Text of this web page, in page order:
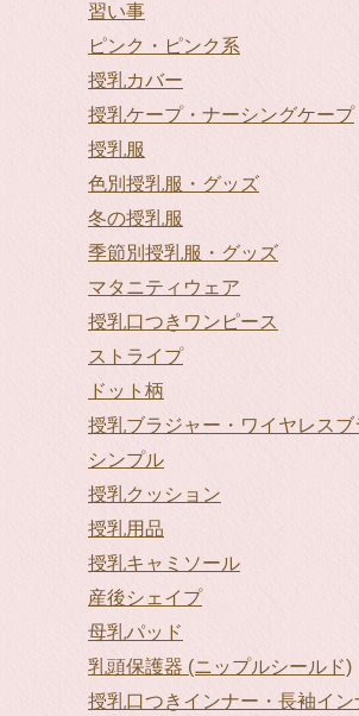
習い事
ピンク・ピンク系
授乳カバー
授乳ケープ・ナーシングケープ
授乳服
色別授乳服・グッズ
冬の授乳服
季節別授乳服・グッズ
マタニティウェア
授乳口つきワンピース
ストライプ
ドット柄
授乳ブラジャー・ワイヤレスブ
シンプル
授乳クッション
授乳用品
授乳キャミソール
産後シェイプ
母乳パッド
乳頭保護器 (ニップルシールド)
授乳口つきインナー・長袖イン